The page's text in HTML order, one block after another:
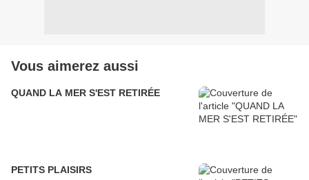
Vous aimerez aussi
QUAND LA MER S'EST RETIRÉE
PETITS PLAISIRS